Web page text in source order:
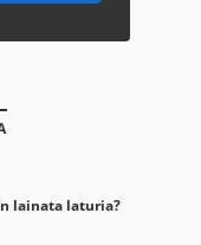
lainata laturia?